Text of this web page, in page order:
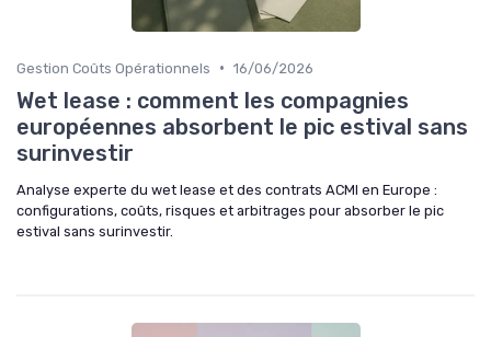
Gestion Coûts Opérationnels • 16/06/2026
Wet lease : comment les compagnies
européennes absorbent le pic estival sans
surinvestir
Analyse experte du wet lease et des contrats ACMI en Europe :
configurations, coûts, risques et arbitrages pour absorber le pic
estival sans surinvestir.